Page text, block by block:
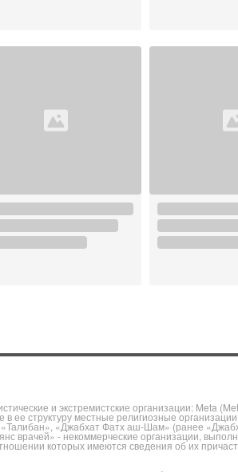
и экстремистские организации: Meta
ее структуру местные религиозные
«Талибан», «Джабхат Фатх аш-Шам» (ранее
врачей» - некоммерческие организации,
которых имеются сведения об их